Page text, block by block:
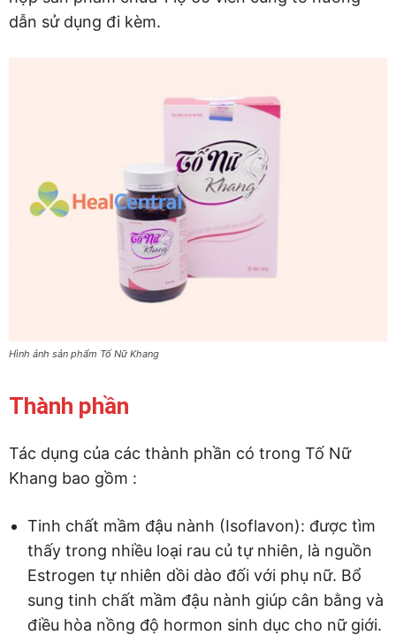
dẫn sử dụng đi kèm.
Hình ảnh sản phẩm Tố Nữ Khang
Thành phần
Tác dụng của các thành phần có trong Tố Nữ
Khang bao gồm :
Tinh chất mầm đậu nành (Isoflavon): được tìm
thấy trong nhiều loại rau củ tự nhiên, là nguồn
Estrogen tự nhiên dồi dào đối với phụ nữ. Bổ
sung tinh chất mầm đậu nành giúp cân bằng và
điều hòa nồng độ hormon sinh dục cho nữ giới.